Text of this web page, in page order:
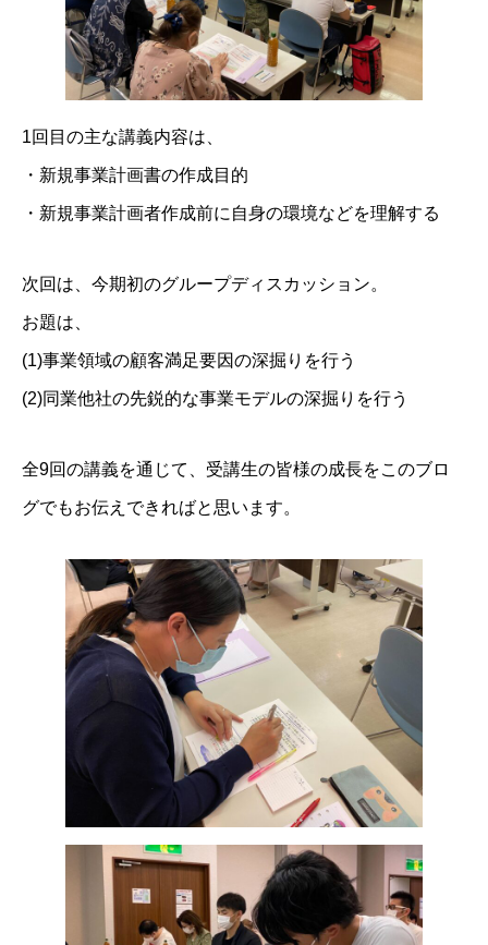
1回目の主な講義内容は、
・新規事業計画書の作成目的
・新規事業計画者作成前に自身の環境などを理解する
次回は、今期初のグループディスカッション。
お題は、
(1)事業領域の顧客満足要因の深掘りを行う
(2)同業他社の先鋭的な事業モデルの深掘りを行う
全9回の講義を通じて、受講生の皆様の成長をこのブロ
グでもお伝えできればと思います。